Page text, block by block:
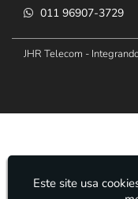
011 96907-3729
JHR Telecom -
Este site usa